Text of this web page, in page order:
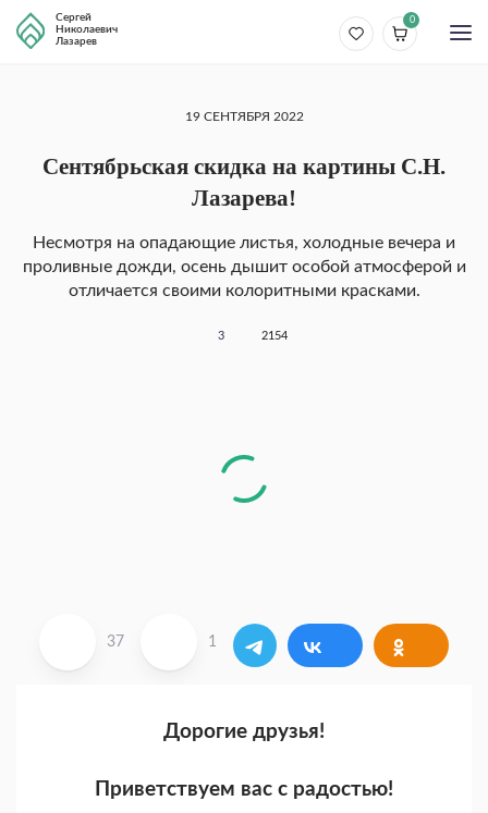
Сергей
Николаевич
Лазарев
0
19 СЕНТЯБРЯ 2022
Сентябрьская скидка на картины С.Н.
Лазарева!
Несмотря на опадающие листья, холодные вечера и
проливные дожди, осень дышит особой атмосферой и
отличается своими колоритными красками.
3 2154
37 1
Дорогие друзья!
Приветствуем вас с радостью!